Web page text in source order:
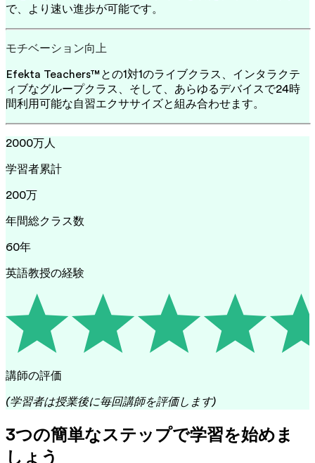
で、より速い進歩が可能です。
モチベーション向上
Efekta Teachers™との1対1のライブクラス、インタラクテ
ィブなグループクラス、そして、あらゆるデバイスで24時
間利用可能な自習エクササイズと組み合わせます。
2000万人
学習者累計
200万
年間総クラス数
60年
英語教授の経験
講師の評価
(学習者は授業後に毎回講師を評価します)
3つの簡単なステップで学習を始めま
しょう